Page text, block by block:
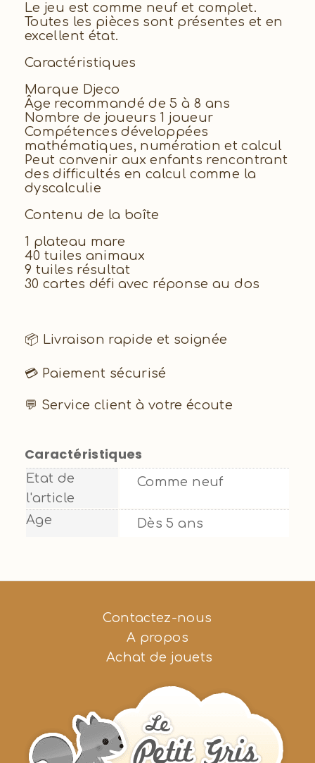
Le jeu est comme neuf et complet.
Toutes les pièces sont présentes et en
excellent état.
Caractéristiques
Marque Djeco
Âge recommandé de 5 à 8 ans
Nombre de joueurs 1 joueur
Compétences développées
mathématiques, numération et calcul
Peut convenir aux enfants rencontrant
des difficultés en calcul comme la
dyscalculie
Contenu de la boîte
1 plateau mare
40 tuiles animaux
9 tuiles résultat
30 cartes défi avec réponse au dos
📦 Livraison rapide et soignée
💳 Paiement sécurisé
💬 Service client à votre écoute
Caractéristiques
Etat de
l'article
Comme neuf
Age Dès 5 ans
Contactez-nous
A propos
Achat de jouets